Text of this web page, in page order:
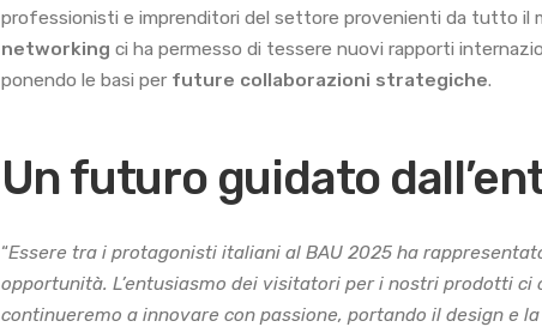
professionisti e imprenditori del settore provenienti da tutto il
networking ci ha permesso di tessere nuovi rapporti
ponendo le basi per future collaborazioni strategiche.
Un futuro guidato
“Essere tra i protagonisti italiani al BAU 2025 ha
opportunità. L’entusiasmo dei visitatori per i nostri prodotti
continueremo a innovare con passione, portando il design e